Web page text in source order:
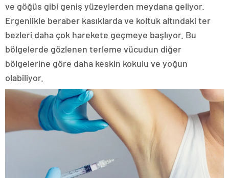
ve göğüs gibi geniş yüzeylerden meydana geliyor.
Ergenlikle beraber kasıklarda ve koltuk altındaki ter
bezleri daha çok harekete geçmeye başlıyor. Bu
bölgelerde gözlenen terleme vücudun diğer
bölgelerine göre daha keskin kokulu ve yoğun
olabiliyor.